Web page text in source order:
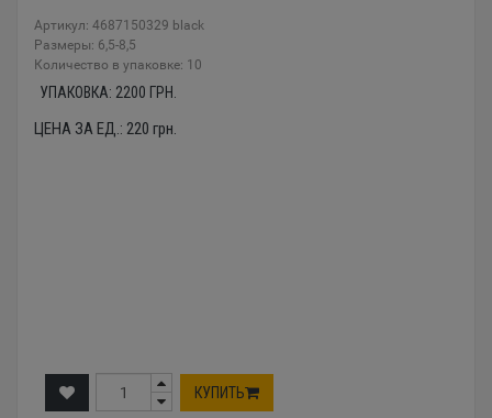
Артикул: 4687150329 black
Размеры: 6,5-8,5
Количество в упаковке: 10
УПАКОВКА: 2200 ГРН.
ЦЕНА ЗА ЕД.: 220 грн.
КУПИТЬ